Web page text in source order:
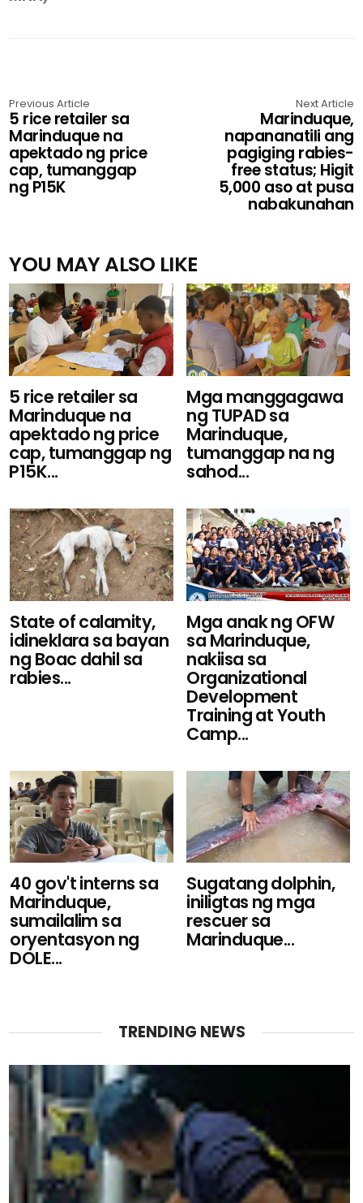
Previous Article
5 rice retailer sa
Marinduque na
apektado ng price
cap, tumanggap
ng P15K
Next Article
Marinduque,
napananatili ang
pagiging rabies-
free status; Higit
5,000 aso at pusa
nabakunahan
YOU MAY ALSO LIKE
5 rice retailer sa
Marinduque na
apektado ng price
cap, tumanggap ng
P15K...
Mga manggagawa
ng TUPAD sa
Marinduque,
tumanggap na ng
sahod...
State of calamity,
idineklara sa bayan
ng Boac dahil sa
rabies...
Mga anak ng OFW
sa Marinduque,
nakiisa sa
Organizational
Development
Training at Youth
Camp...
40 gov't interns sa
Marinduque,
sumailalim sa
oryentasyon ng
DOLE...
Sugatang dolphin,
iniligtas ng mga
rescuer sa
Marinduque...
TRENDING NEWS